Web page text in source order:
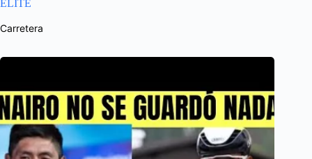
ÉLITE
Carretera